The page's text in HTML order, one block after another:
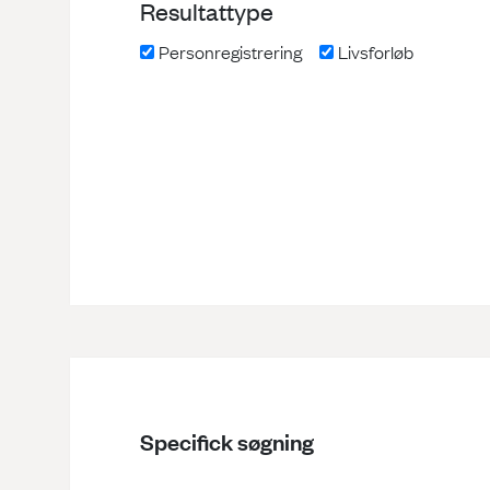
Resultattype
Personregistrering Livsforløb
Specifick søgning